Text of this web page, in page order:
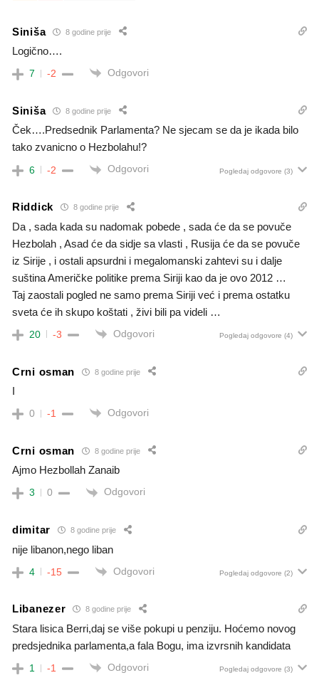
Siniša 8 godine prije
Logično….
7 -2 Odgovori
Siniša 8 godine prije
Ček….Predsednik Parlamenta? Ne sjecam se da je ikada bilo
tako zvanicno o Hezbolahu!?
6 -2 Odgovori Pogledaj odgovore (3)
Riddick 8 godine prije
Da , sada kada su nadomak pobede , sada će da se povuče
Hezbolah , Asad će da sidje sa vlasti , Rusija će da se povuče
iz Sirije , i ostali apsurdni i megalomanski zahtevi su i dalje
suština Američke politike prema Siriji kao da je ovo 2012 …
Taj zaostali pogled ne samo prema Siriji već i prema ostatku
sveta će ih skupo koštati , živi bili pa videli …
20 -3 Odgovori Pogledaj odgovore (4)
Crni osman 8 godine prije
I
0 -1 Odgovori
Crni osman 8 godine prije
Ajmo Hezbollah Zanaib
3 0 Odgovori
dimitar 8 godine prije
nije libanon,nego liban
4 -15 Odgovori Pogledaj odgovore (2)
Libanezer 8 godine prije
Stara lisica Berri,daj se više pokupi u penziju. Hoćemo novog
predsjednika parlamenta,a fala Bogu, ima izvrsnih kandidata
1 -1 Odgovori Pogledaj odgovore (3)